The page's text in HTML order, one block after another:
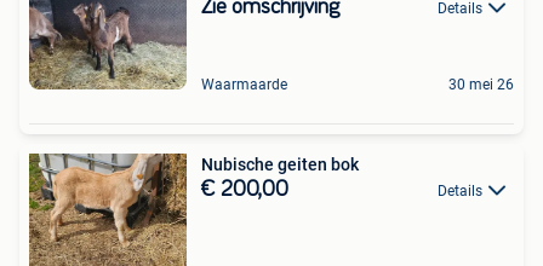
Zie omschrijving Details
Waarmaarde 30 mei 26
Nubische geiten bok
€ 200,00 Details